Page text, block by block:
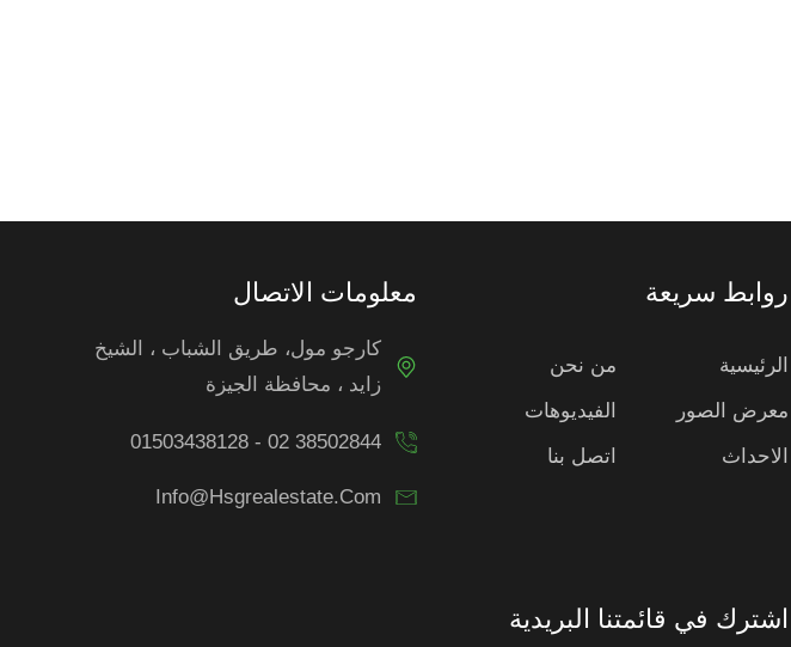
روابط سريعة
الرئيسية
من نحن
معرض الصور
الفيديوهات
الاحداث
اتصل بنا
معلومات الاتصال
كارجو مول، طريق الشباب ، الشيخ
زايد ، محافظة الجيزة
01503438128 - 02 38502844
Info@hsgrealestate.com
اشترك في قائمتنا البريدية